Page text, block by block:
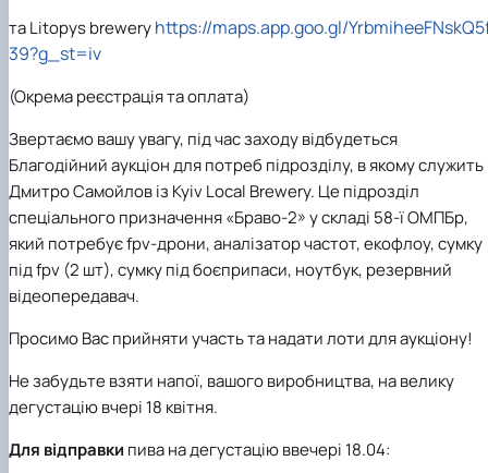
та Litopys breweryhttps://maps.app.goo.gl/
39?g_st=iv
(Окрема реєстрація та оплата)
Звертаємо вашу увагу, під час заходу відбудеться
Благодійний аукціон для потреб підрозділу, в якому служить
Дмитро Самойлов із Kyiv Local Brewery. Це підрозділ
спеціального призначення «Браво-2» у складі 58-ї ОМПБр,
який потребує fpv-дрони, аналізатор частот, екофлоу, сумку
під fpv (2 шт), сумку під боєприпаси, ноутбук, резервний
відеопередавач.
Просимо Вас прийняти участь та надати лоти для аукціону!
Не забудьте взяти напої, вашого виробництва, на велику
дегустацію вчері 18 квітня.
Для відправки пива на дегустацію ввечері 18.04: